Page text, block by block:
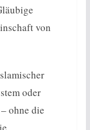
von
oder
ohne die